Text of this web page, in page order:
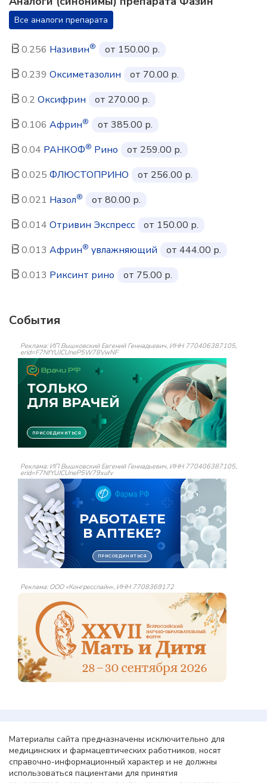
Все аналоги препарата
0.256 Називин®
от 150.00 р.
0.239 Оксиметазолин
от 70.00 р.
0.2 Оксифрин
от 270.00 р.
0.106 Африн®
от 385.00 р.
0.04 РАНКОФ® Рино
от 259.00 р.
0.025 ФЛЮСТОПРИНО
от 256.00 р.
0.021 Назол®
от 80.00 р.
0.014 Отривин Экспресс
от 150.00 р.
0.013 Африн® увлажняющий
от 444.00 р.
0.013 Риксинт рино от 75.00 р.
События
Реклама: ИП Вышковский Евгений Геннадьевич, ИНН 770406387105,
erid=F7NfYUJCUneP5W78VwNF
Реклама: ИП Вышковский Евгений Геннадьевич, ИНН 770406387105,
erid=F7NfYUJCUneP5W79xufv
Реклама: ООО «Конгресслайн», ИНН 7708369172
Материалы сайта предназначены исключительно для
медицинских и фармацевтических работников, носят
справочно-информационный характер и не должны
использоваться пациентами для принятия